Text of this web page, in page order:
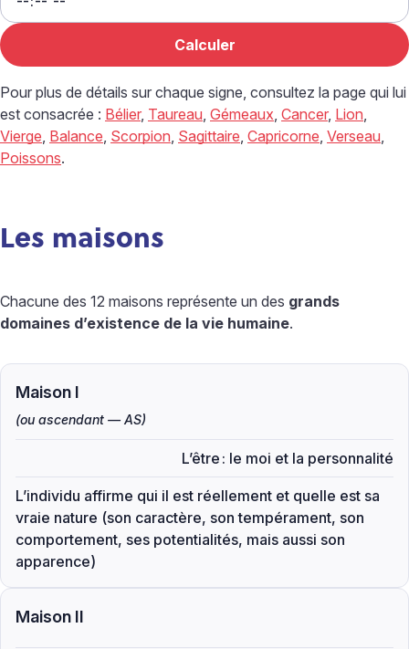
Pour plus de détails sur chaque signe, consultez la page qui lui
est consacrée : Bélier, Taureau Gémeaux Cancer, Lion
Vierge Balance Scorpion Sagittaire Capricorne Verseau
Poissons.
Les maisons
Chacune des 12 maisons représente un des grands
domaines d’existence de la vie humaine.
Maison I
(ou ascendant — AS)
L’être : le moi et la personnalité
L’individu affirme qui il est réellement et quelle est sa
vraie nature (son caractère, son tempérament, son
comportement, ses potentialités, mais aussi son
apparence)
Maison II